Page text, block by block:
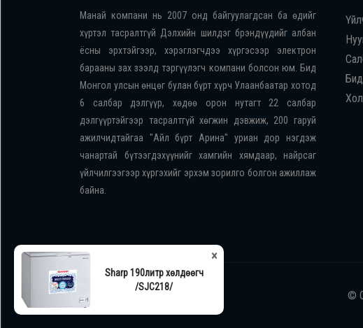
Манай компани нь 2007 онд байгуулагдсан ба өдийг
хүртэл тасралтгүй Дэлхийн шилдэг брэндүүдийг албан
ёсны эрхтэйгээр, хэрэглэгчдээ хүргэсээр электрон
барааны зах зээлд тэргүүлэгч компани болсон юм. Бид
Монгол улсын өнцөг булан бүрт хүрч Улаанбаатар хотод
6 салбар дэлгүүр, хөдөө орон нутагт 22 салбар
дэлгүүртэйгээр тасралтгүй хөгжин дэвжиж, 200 гаруй
ажилчидтайгаа "Айл бүрт Арина" уриан дор нэгдэж
чанартай бүтээгдэхүүнийг хамгийн хямдаар, найрсаг
үйлчилгээгээр хүргэхийг эрхэм зорилго болгон ажиллаж
байна.
©
Sharp 190литр хөлдөөгч
/SJC218/
×